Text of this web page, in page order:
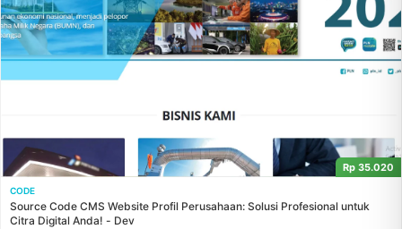
Rp 35.020
CODE
Source Code CMS Website Profil Perusahaan: Solusi Profesional untuk
Citra Digital Anda! - Dev